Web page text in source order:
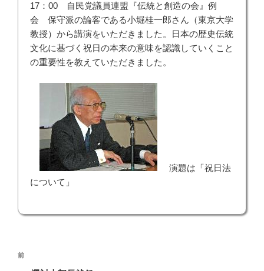
17：00 自民党議員連盟『伝統と創造の会』例
会 保守派の論客である小堀桂一郎さん（東京大学
教授）から講演をいただきました。日本の歴史伝統
文化に基づく祝日の本来の意味を認識していくこと
の重要性を教えていただきました。
演題は「祝日法
について」
投
前
前